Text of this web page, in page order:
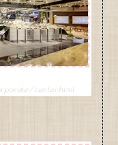
center.html